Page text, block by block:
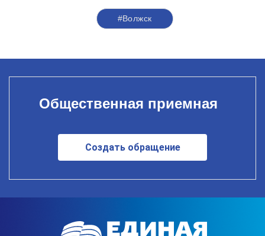
#Волжск
Общественная приемная
Создать обращение